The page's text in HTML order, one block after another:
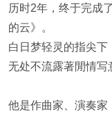
历时2年，终于完成
的云》。
白日梦轻灵的指尖下
无处不流露著閒情写
他是作曲家、演奏家